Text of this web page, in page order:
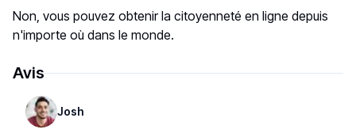
Non, vous pouvez obtenir la citoyenneté en ligne depuis
n'importe où dans le monde.
Avis
Josh